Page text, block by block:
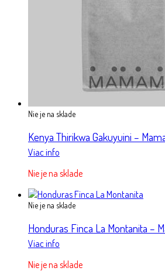
Nie je na sklade
Kenya Thirikwa Gakuyuini –
Viac info
Nie je na sklade
Nie je na sklade
Honduras Finca La Montanita –
Viac info
Nie je na sklade